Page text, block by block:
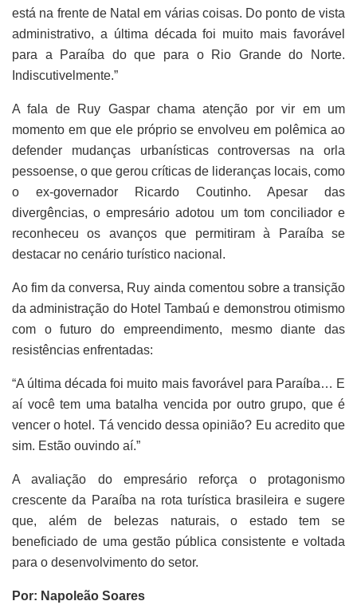
está na frente de Natal em várias coisas. Do ponto de vista
administrativo, a última década foi muito mais favorável
para a Paraíba do que para o Rio Grande do Norte.
Indiscutivelmente.”
A fala de Ruy Gaspar chama atenção por vir em um
momento em que ele próprio se envolveu em polêmica ao
defender mudanças urbanísticas controversas na orla
pessoense, o que gerou críticas de lideranças locais, como
o ex-governador Ricardo Coutinho. Apesar das
divergências, o empresário adotou um tom conciliador e
reconheceu os avanços que permitiram à Paraíba se
destacar no cenário turístico nacional.
Ao fim da conversa, Ruy ainda comentou sobre a transição
da administração do Hotel Tambaú e demonstrou otimismo
com o futuro do empreendimento, mesmo diante das
resistências enfrentadas:
“A última década foi muito mais favorável para Paraíba… E
aí você tem uma batalha vencida por outro grupo, que é
vencer o hotel. Tá vencido dessa opinião? Eu acredito que
sim. Estão ouvindo aí.”
A avaliação do empresário reforça o protagonismo
crescente da Paraíba na rota turística brasileira e sugere
que, além de belezas naturais, o estado tem se
beneficiado de uma gestão pública consistente e voltada
para o desenvolvimento do setor.
Por: Napoleão Soares